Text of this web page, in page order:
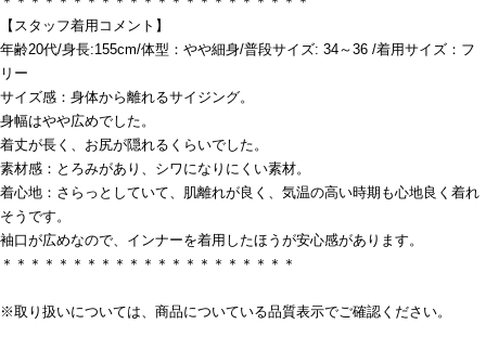
【スタッフ着用コメント】
年齢20代/身長:155cm/体型：やや細身/普段サイズ: 34～36 /着用サイズ：フ
リー
サイズ感：身体から離れるサイジング。
身幅はやや広めでした。
着丈が長く、お尻が隠れるくらいでした。
素材感：とろみがあり、シワになりにくい素材。
着心地：さらっとしていて、肌離れが良く、気温の高い時期も心地良く着れ
そうです。
袖口が広めなので、インナーを着用したほうが安心感があります。
＊＊＊＊＊＊＊＊＊＊＊＊＊＊＊＊＊＊＊＊＊
※取り扱いについては、商品についている品質表示でご確認ください。